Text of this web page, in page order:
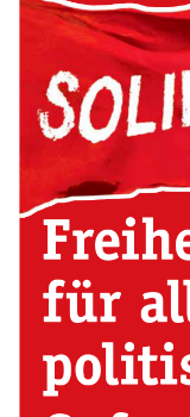
Gruppen:
Regionen:
Bruchsal
Schlagwörter: